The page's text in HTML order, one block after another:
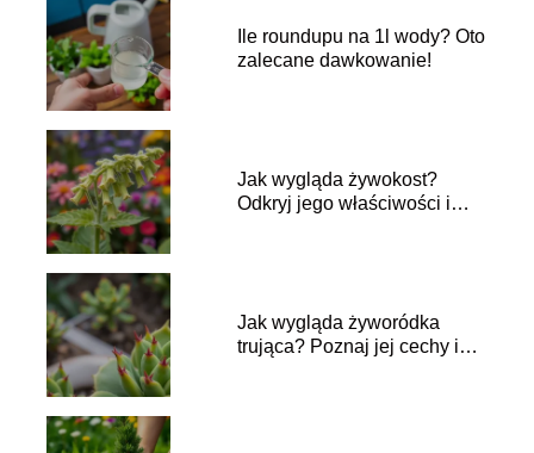
Ile roundupu na 1l wody? Oto
zalecane dawkowanie!
Jak wygląda żywokost?
Odkryj jego właściwości i
Jak wygląda żyworódka
trująca? Poznaj jej cechy i